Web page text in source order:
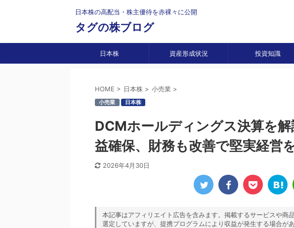
日本株の高配当・株主優待を赤裸々に公開
タグの株ブログ
日本株 資産形成状況 投資知識
HOME > 日本株 > 小売業 >
小売業 日本株
DCMホールディングス決算を解
益確保、財務も改善で堅実経営
2026年4月30日
本記事はアフィリエイト広告を含みます。掲載するサービスや商
選定していますが、提携プログラムにより収益が発生する場合があ